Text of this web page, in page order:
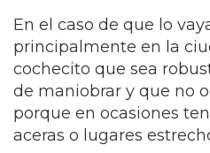
En el caso de que lo
principalmente en la
cochecito que sea
de maniobrar y que no
porque en ocasiones
aceras o lugares